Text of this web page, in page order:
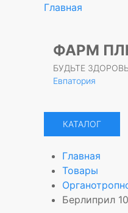
Главная
ФАРМ
БУДЬТЕ
Евпатория
КАТАЛОГ
Главная
Товары
Берлиприл